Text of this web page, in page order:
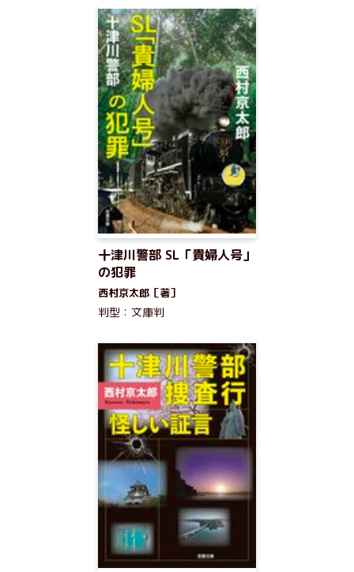
十津川警部 SL「貴婦人号」
の犯罪
西村京太郎［著］
判型：文庫判